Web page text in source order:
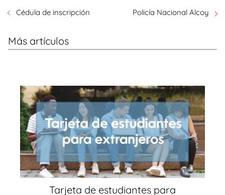
Cédula de inscripción Policía Nacional Alcoy
Más artículos
Tarjeta de estudiantes para